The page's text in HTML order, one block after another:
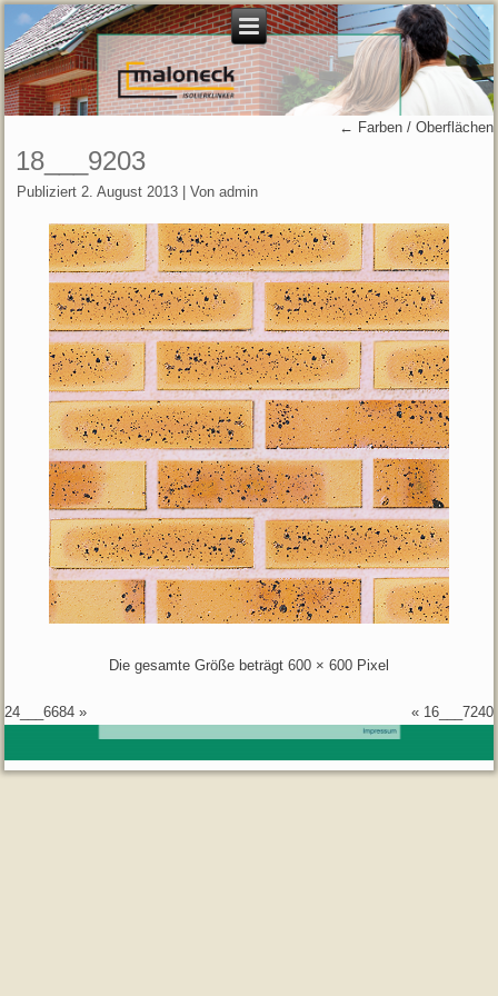
← Farben / Oberflächen
18___9203
Publiziert 2. August 2013 |Von admin
Die gesamte Größe beträgt 600 × 600 Pixel
24___6684 » « 16___7240